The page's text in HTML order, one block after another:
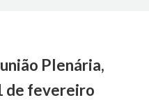
Plenária,
de fevereiro